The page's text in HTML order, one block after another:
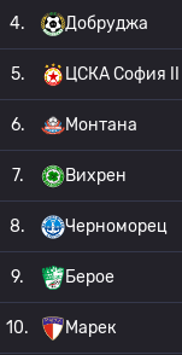
4. Добруджа
5. ЦСКА София II
6. Монтана
7. Вихрен
8. Черноморец
9. Берое
10. Марек